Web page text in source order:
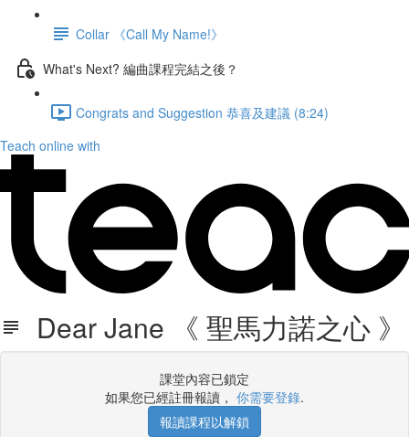
Collar 《Call My Name!》
What's Next? 編曲課程完結之後？
Congrats and Suggestion 恭喜及建議 (8:24)
Teach online with
Dear Jane 《 聖馬力諾之心 》
課堂內容已鎖定
如果您已經註冊報讀， 你需要登錄.
報讀課程以解鎖